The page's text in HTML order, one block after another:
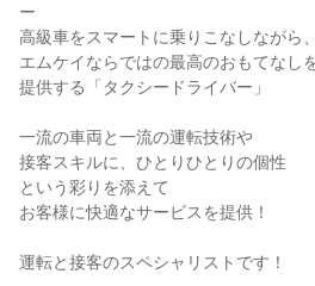
ー
高級車をスマートに乗りこなしながら、
エムケイならではの最高のおもてなし
提供する「タクシードライバー」
一流の車両と一流の運転技術や
接客スキルに、ひとりひとりの個性
という彩りを添えて
お客様に快適なサービスを提供！
運転と接客のスペシャリストです！